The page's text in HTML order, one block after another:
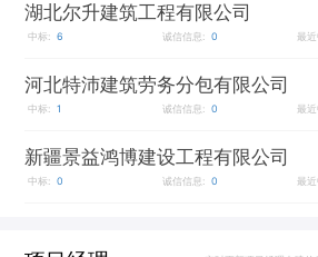
湖北尔升建筑工程有限公司
中标: 6 诚信信息: 0 最
河北特沛建筑劳务分包有限公司
中标: 1 诚信信息: 0 最
新疆景益鸿博建设工程有限公司
中标: 0 诚信信息: 0 最